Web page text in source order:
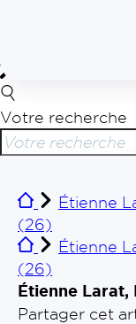
Qui
Investisseurs
Journalistes
Votre recherche
Étienne
(26)
Étienne
(26)
Étienne
Partager cet